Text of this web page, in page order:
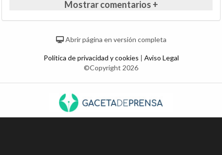
Mostrar comentarios +
Abrir página en versión completa
Política de privacidad y cookies | Aviso Legal
©Copyright 2026